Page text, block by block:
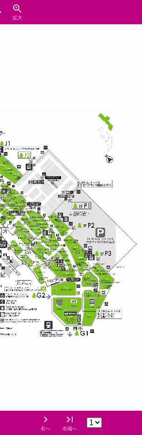
拡大
右へ 右端へ